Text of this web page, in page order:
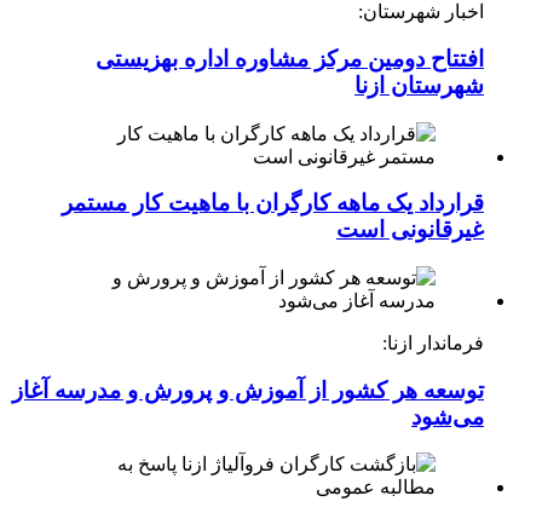
اخبار شهرستان:
افتتاح دومین مرکز مشاوره اداره بهزیستی
شهرستان ازنا
قرارداد یک ماهه کارگران با ماهیت کار مستمر
غیرقانونی است
فرماندار ازنا:
توسعه هر کشور از آموزش و پرورش و مدرسه آغاز
می‌شود